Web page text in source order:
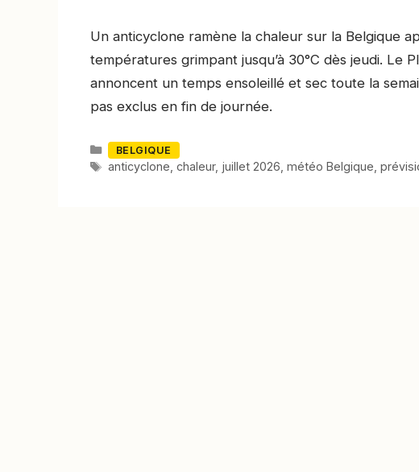
Un anticyclone ramène la chaleur sur la Belgique
températures grimpant jusqu’à 30°C dès jeudi. Le
annoncent un temps ensoleillé et sec toute la
pas exclus en fin de journée.
Catégories
BELGIQUE
Mots-
anticyclone chaleur, juillet 2026 météo Belgique